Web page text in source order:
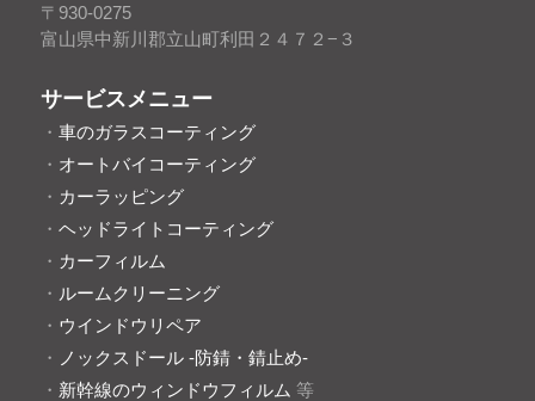
〒930-0275
富山県中新川郡立山町利田２４７２−３
サービスメニュー
・ 車のガラスコーティング
・ オートバイコーティング
・ カーラッピング
・ ヘッドライトコーティング
・ カーフィルム
・ ルームクリーニング
・ ウインドウリペア
・ ノックスドール -防錆・錆止め-
・ 新幹線のウィンドウフィルム 等